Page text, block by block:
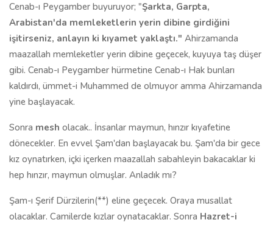
Cenab-ı Peygamber buyuruyor; "Şarkta, Garpta,
Arabistan'da memleketlerin yerin dibine girdiğini
işitirseniz, anlayın ki kıyamet yaklaştı." Ahirzamanda
maazallah memleketler yerin dibine geçecek, kuyuya taş düşer
gibi. Cenab-ı Peygamber hürmetine Cenab-ı Hak bunları
kaldırdı, ümmet-i Muhammed de olmuyor amma Ahirzamanda
yine başlayacak.
Sonra mesh olacak.. İnsanlar maymun, hınzır kıyafetine
dönecekler. En evvel Şam'dan başlayacak bu. Şam'da bir gece
kız oynatırken, içki içerken maazallah sabahleyin bakacaklar ki
hep hınzır, maymun olmuşlar. Anladık mı?
Şam-ı Şerif Dürzilerin(**) eline geçecek. Oraya musallat
olacaklar. Camilerde kızlar oynatacaklar. Sonra Hazret-i